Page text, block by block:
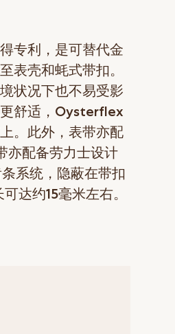
专利，是可替代金
表壳和蚝式带扣。
状况下也不易受影
舒适，Oysterflex
。此外，表带亦配
亦配备劳力士设计
系统，隐蔽在带扣
达约15毫米左右。